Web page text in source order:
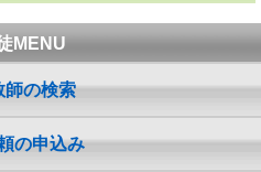
MENU
師の検索
の申込み